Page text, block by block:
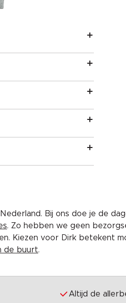
Bij ons doe je de
. Zo hebben we geen
Kiezen voor Dirk betekent
de buurt.
Altijd de